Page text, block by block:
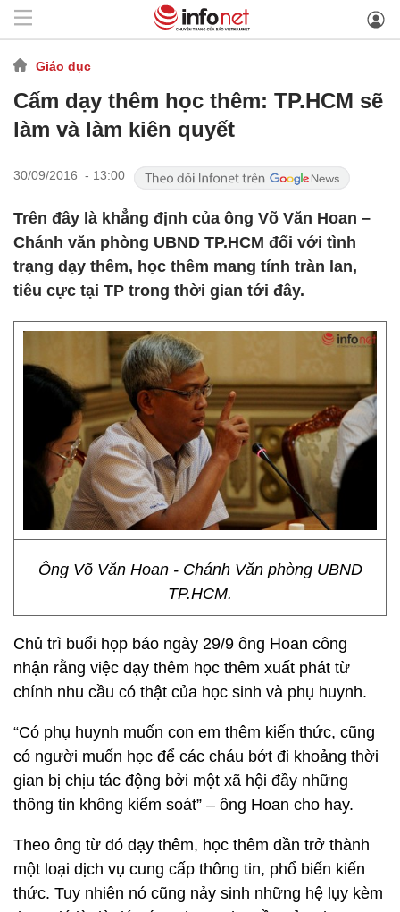
Giáo dục
Cấm dạy thêm học thêm: TP.HCM sẽ
làm và làm kiên quyết
30/09/2016 - 13:00
Trên đây là khẳng định của ông Võ Văn Hoan –
Chánh văn phòng UBND TP.HCM đối với tình
trạng dạy thêm, học thêm mang tính tràn lan,
tiêu cực tại TP trong thời gian tới đây.
Ông Võ Văn Hoan - Chánh Văn phòng UBND
TP.HCM.
Chủ trì buổi họp báo ngày 29/9 ông Hoan công
nhận rằng việc dạy thêm học thêm xuất phát từ
chính nhu cầu có thật của học sinh và phụ huynh.
“Có phụ huynh muốn con em thêm kiến thức, cũng
có người muốn học để các cháu bớt đi khoảng thời
gian bị chịu tác động bởi một xã hội đầy những
thông tin không kiểm soát” – ông Hoan cho hay.
Theo ông từ đó dạy thêm, học thêm dần trở thành
một loại dịch vụ cung cấp thông tin, phổ biến kiến
thức. Tuy nhiên nó cũng nảy sinh những hệ lụy kèm